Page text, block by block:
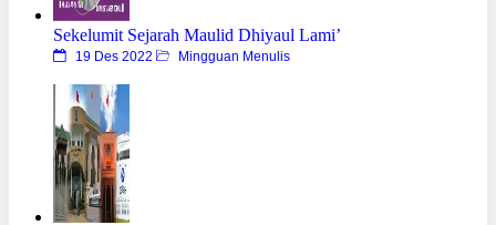
Sekelumit Sejarah Maulid Dhiyaul Lami’
19 Des 2022 Mingguan Menulis